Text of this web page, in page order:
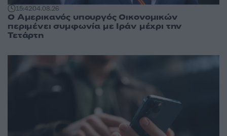
15:4204.08.26
Ο Αμερικανός υπουργός Οικονομικών
περιμένει συμφωνία με Ιράν μέχρι την
Τετάρτη